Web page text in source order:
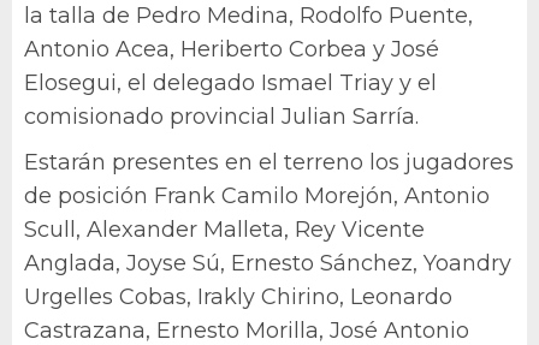
la talla de Pedro Medina, Rodolfo Puente,
Antonio Acea, Heriberto Corbea y José
Elosegui, el delegado Ismael Triay y el
comisionado provincial Julian Sarría.
Estarán presentes en el terreno los jugadores
de posición Frank Camilo Morejón, Antonio
Scull, Alexander Malleta, Rey Vicente
Anglada, Joyse Sú, Ernesto Sánchez, Yoandry
Urgelles Cobas, Irakly Chirino, Leonardo
Castrazana, Ernesto Morilla, José Antonio